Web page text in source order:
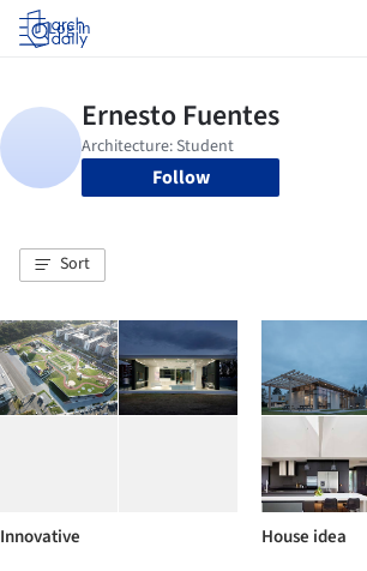
Log in
Follow
Sort
Innovative House idea